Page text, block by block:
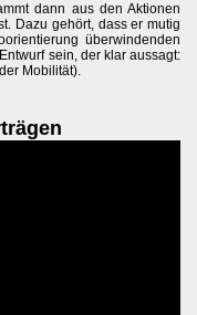
dann aus den Aktionen
Dazu gehört, dass er mutig
überwindenden
sein, der klar aussagt:
Mobilität).